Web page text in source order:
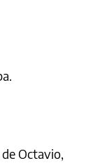
Octavio,